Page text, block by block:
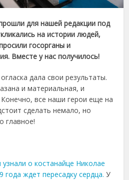
для нашей редакции под
на истории людей,
госорганы и
Вместе у нас получилось!
дала свои результаты.
и материальная, и
все наши герои еще на
сделать немало, но
главное!
о костанайце Николае
ждет пересадку сердца. У